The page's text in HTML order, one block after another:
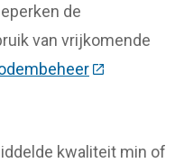
de
van vrijkomende
(Deze link
kwaliteit min of